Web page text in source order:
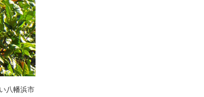
八幡浜市